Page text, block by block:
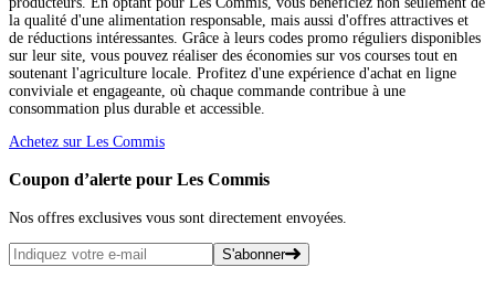
la qualité d'une alimentation responsable, mais aussi d'offres attractives et
de réductions intéressantes. Grâce à leurs codes promo réguliers disponibles
sur leur site, vous pouvez réaliser des économies sur vos courses tout en
soutenant l'agriculture locale. Profitez d'une expérience d'achat en ligne
conviviale et engageante, où chaque commande contribue à une
consommation plus durable et accessible.
Achetez sur Les Commis
Coupon d’alerte pour Les Commis
Nos offres exclusives vous sont directement envoyées.
S'abonner